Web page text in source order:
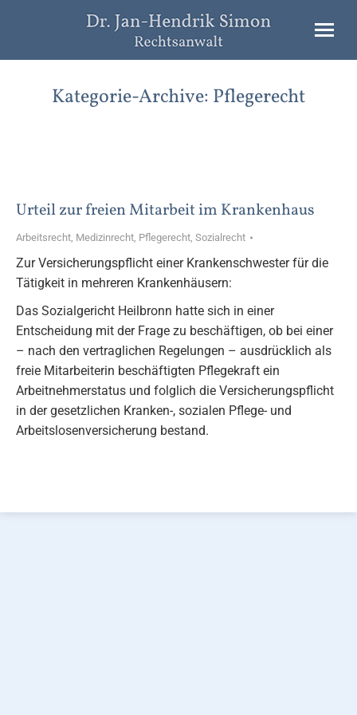
Kategorie-Archive: Pflegerecht
Urteil zur freien Mitarbeit im Krankenhaus
Arbeitsrecht, Medizinrecht, Pflegerecht, Sozialrecht
Zur Versicherungspflicht einer Krankenschwester für die
Tätigkeit in mehreren Krankenhäusern:
Das Sozialgericht Heilbronn hatte sich in einer
Entscheidung mit der Frage zu beschäftigen, ob bei einer
– nach den vertraglichen Regelungen – ausdrücklich als
freie Mitarbeiterin beschäftigten Pflegekraft ein
Arbeitnehmerstatus und folglich die Versicherungspflicht
in der gesetzlichen Kranken-, sozialen Pflege- und
Arbeitslosenversicherung bestand.